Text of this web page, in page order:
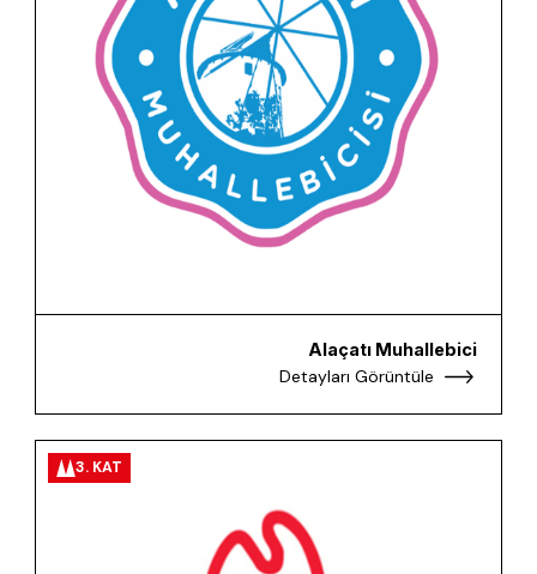
Alaçatı Muhallebici
Detayları Görüntüle
3. KAT